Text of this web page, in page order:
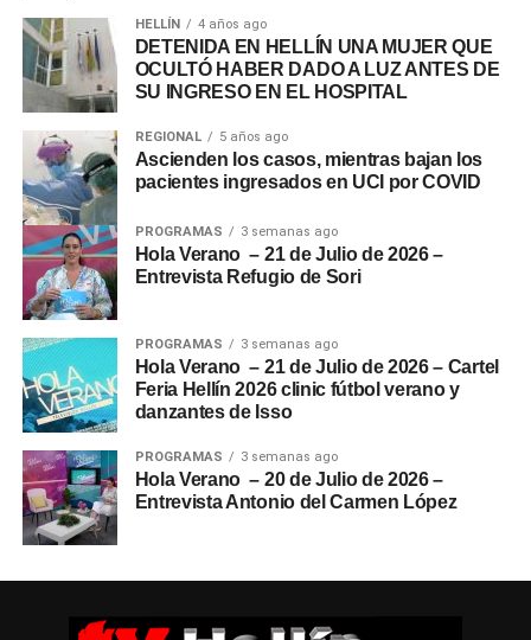
HELLÍN 4 años ago
DETENIDA EN HELLÍN UNA MUJER QUE
OCULTÓ HABER DADO A LUZ ANTES DE
SU INGRESO EN EL HOSPITAL
REGIONAL 5 años ago
Ascienden los casos, mientras bajan los
pacientes ingresados en UCI por COVID
PROGRAMAS 3 semanas ago
Hola Verano – 21 de Julio de 2026 –
Entrevista Refugio de Sori
PROGRAMAS 3 semanas ago
Hola Verano – 21 de Julio de 2026 – Cartel
Feria Hellín 2026 clinic fútbol verano y
danzantes de Isso
PROGRAMAS 3 semanas ago
Hola Verano – 20 de Julio de 2026 –
Entrevista Antonio del Carmen López